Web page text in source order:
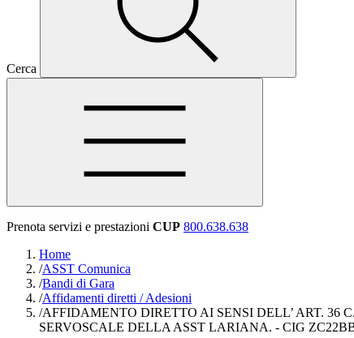
Cerca
Prenota servizi e prestazioni CUP 800.638.638
Home
/ASST Comunica
/Bandi di Gara
/Affidamenti diretti / Adesioni
/AFFIDAMENTO DIRETTO AI SENSI DELL’ ART.
SERVOSCALE DELLA ASST LARIANA. - CIG